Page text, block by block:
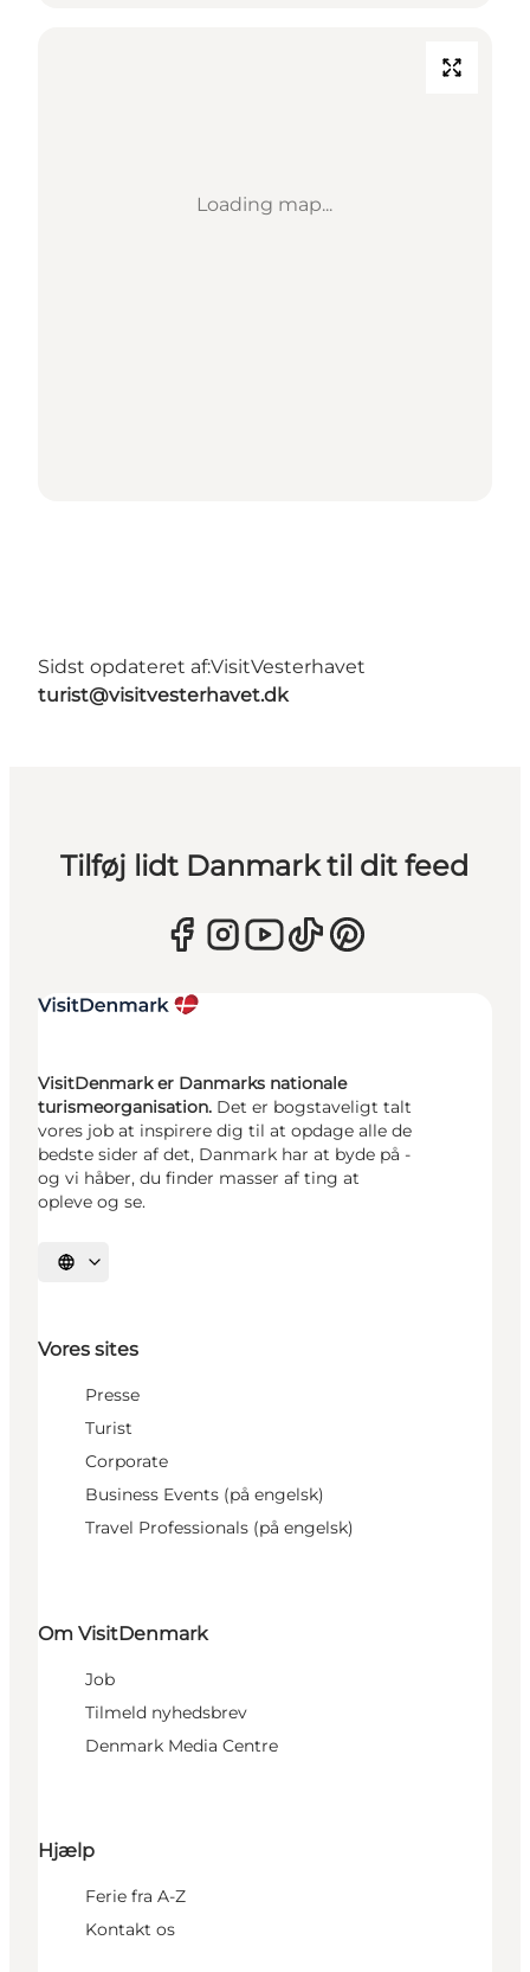
Loading map...
Sidst opdateret af:VisitVesterhavet
turist@visitvesterhavet.dk
Tilføj lidt Danmark til dit feed
VisitDenmark er Danmarks nationale
turismeorganisation. Det er bogstaveligt talt
vores job at inspirere dig til at opdage alle de
bedste sider af det, Danmark har at byde på -
og vi håber, du finder masser af ting at
opleve og se.
Vælg sprog
Vores sites
Presse
Turist
Corporate
Business Events (på engelsk)
Travel Professionals (på engelsk)
Om VisitDenmark
Job
Tilmeld nyhedsbrev
Denmark Media Centre
Hjælp
Ferie fra A-Z
Kontakt os